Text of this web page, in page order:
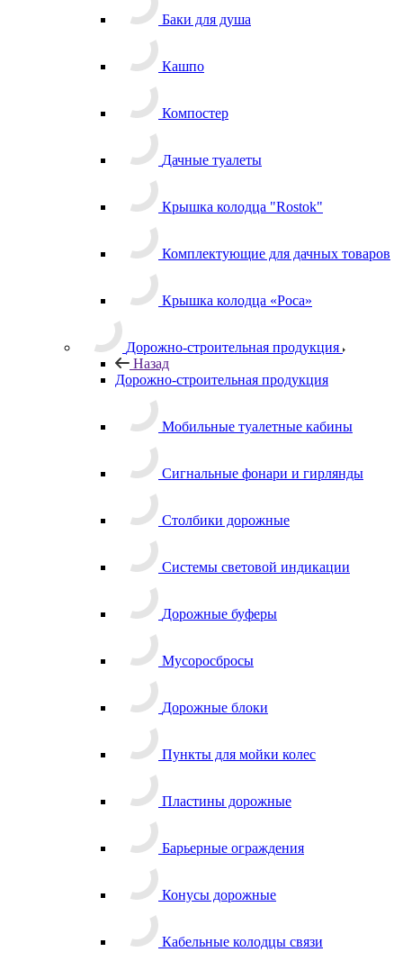
Баки для душа
Кашпо
Компостер
Дачные туалеты
Крышка колодца "Rostok"
Комплектующие для дачных товаров
Крышка колодца «Роса»
Дорожно-строительная продукция
Назад
Дорожно-строительная продукция
Мобильные туалетные кабины
Сигнальные фонари и гирлянды
Столбики дорожные
Системы световой индикации
Дорожные буферы
Мусоросбросы
Дорожные блоки
Пункты для мойки колес
Пластины дорожные
Барьерные ограждения
Конусы дорожные
Кабельные колодцы связи